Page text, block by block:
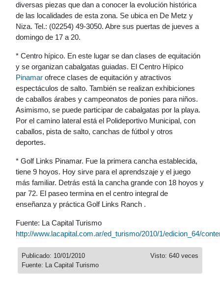
diversas piezas que dan a conocer la evolución histórica
de las localidades de esta zona. Se ubica en De Metz y
Niza. Tel.: (02254) 49-3050. Abre sus puertas de jueves a
domingo de 17 a 20.
* Centro hípico. En este lugar se dan clases de equitación
y se organizan cabalgatas guiadas. El Centro Hípico
Pinamar ofrece clases de equitación y atractivos
espectáculos de salto. También se realizan exhibiciones
de caballos árabes y campeonatos de ponies para niños.
Asimismo, se puede participar de cabalgatas por la playa.
Por el camino lateral está el Polideportivo Municipal, con
caballos, pista de salto, canchas de fútbol y otros
deportes.
* Golf Links Pinamar. Fue la primera cancha establecida,
tiene 9 hoyos. Hoy sirve para el aprendszaje y el juego
más familiar. Detrás está la cancha grande con 18 hoyos y
par 72. El paseo termina en el centro integral de
enseñanza y práctica Golf Links Ranch .
Fuente: La Capital Turismo
http://www.lacapital.com.ar/ed_turismo/2010/1/edicion_64/
Visto: 640 veces
Publicado: 10/01/2010
Fuente: La Capital Turismo